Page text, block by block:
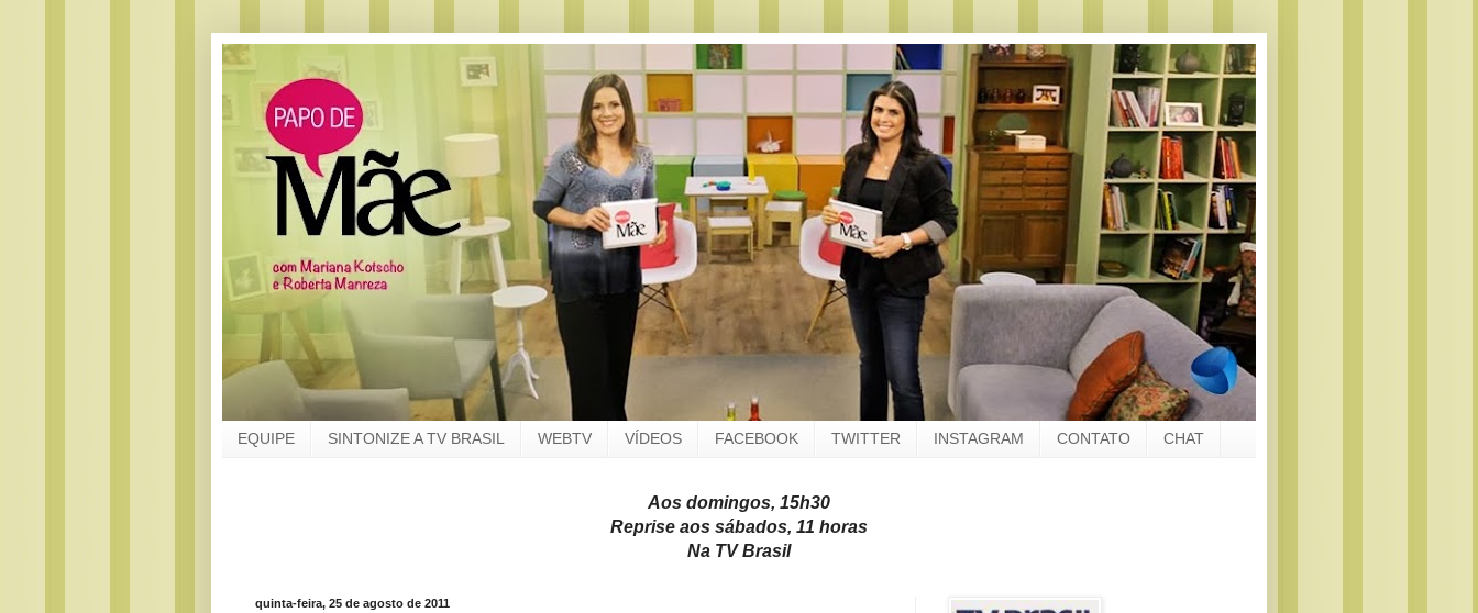
EQUIPE SINTONIZE A TV BRASIL WEBTV VÍDEOS FACEBOOK TWITTER INSTAGRAM CONTATO CHAT
Aos domingos, 15h30
Reprise aos sábados, 11 horas
Na TV Brasil
quinta-feira, 25 de agosto de 2011